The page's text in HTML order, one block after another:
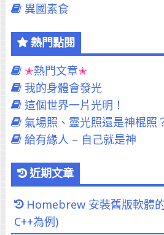
異國素食
熱門點閱
熱門文章
我的身體會發光
這個世界一片光明！
氣場照、靈光照還是神棍照
給有緣人 – 自己就是神
近期文章
Homebrew 安裝舊版軟體
C++為例)